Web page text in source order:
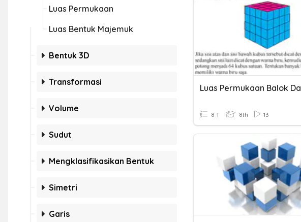
Luas Permukaan
Luas Bentuk Majemuk
Bentuk 3D
Transformasi
Volume
Sudut
Mengklasifikasikan Bentuk
Simetri
Garis
8 T 8th 13